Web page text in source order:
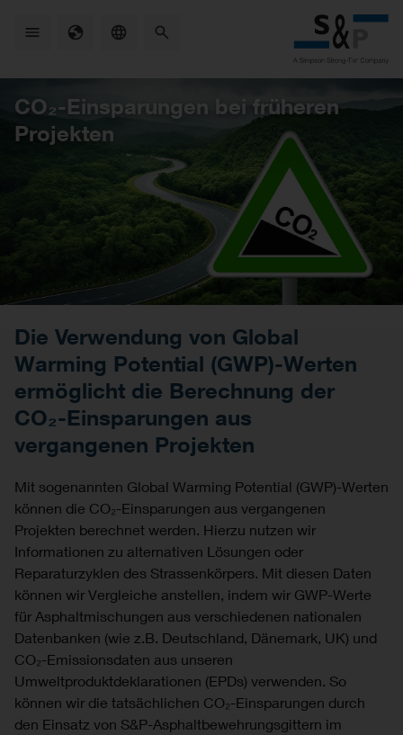
content
CO₂-Einsparungen bei früheren
Projekten
Die Verwendung von Global
Warming Potential (GWP)-Werten
ermöglicht die Berechnung der
CO₂-Einsparungen aus
vergangenen Projekten
Mit sogenannten Global Warming Potential (GWP)-Werten
können die CO₂-Einsparungen aus vergangenen
Projekten berechnet werden. Hierzu nutzen wir
Informationen zu alternativen Lösungen oder
Reparaturzyklen des Strassenkörpers. Mit diesen Daten
können wir Vergleiche anstellen, indem wir GWP-Werte
für Asphaltmischungen aus verschiedenen nationalen
Datenbanken (wie z.B. Deutschland, Dänemark, UK) und
CO₂-Emissionsdaten aus unseren
Umweltproduktdeklarationen (EPDs) verwenden. So
können wir die tatsächlichen CO₂-Einsparungen durch
den Einsatz von S&P-Asphaltbewehrungsgittern im